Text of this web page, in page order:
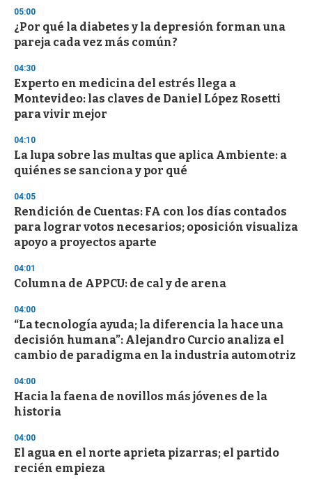
d
s
o
f
3
s
e
c
o
d
s
05:00
¿Por qué la diabetes y la depresión forman una
pareja cada vez más común?
04:30
Experto en medicina del estrés llega a
Montevideo: las claves de Daniel López Rosetti
para vivir mejor
04:10
La lupa sobre las multas que aplica Ambiente: a
quiénes se sanciona y por qué
04:05
Rendición de Cuentas: FA con los días contados
para lograr votos necesarios; oposición visualiza
apoyo a proyectos aparte
04:01
Columna de APPCU: de cal y de arena
04:00
“La tecnología ayuda; la diferencia la hace una
decisión humana”: Alejandro Curcio analiza el
cambio de paradigma en la industria automotriz
04:00
Hacia la faena de novillos más jóvenes de la
historia
04:00
El agua en el norte aprieta pizarras; el partido
recién empieza